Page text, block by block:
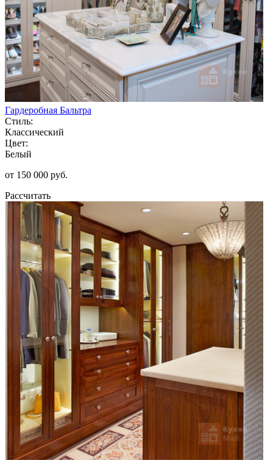
Гардеробная Бальтра
Стиль:
Классический
Цвет:
Белый
от 150 000 руб.
Рассчитать